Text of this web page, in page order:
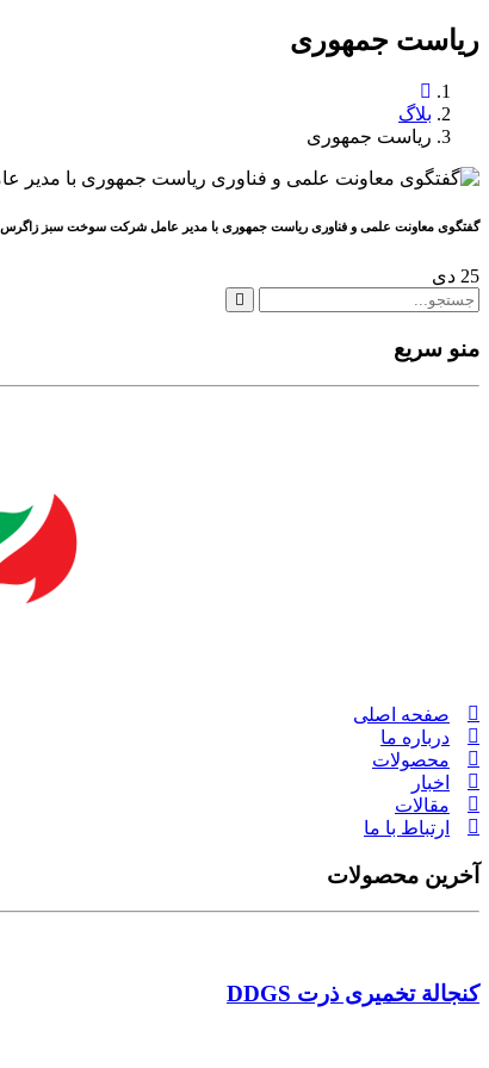
ریاست جمهوری
بلاگ
ریاست جمهوری
گفتگوی معاونت علمی و فناوری ریاست جمهوری با مدیر عامل شرکت سوخت سبز زاگرس
25 دی
منو سریع
صفحه اصلی
درباره ما
محصولات
اخبار
مقالات
ارتباط با ما
آخرین محصولات
کنجالة تخمیری ذرت DDGS